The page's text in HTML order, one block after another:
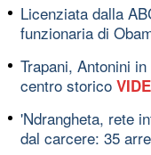
Licenziata dalla
funzionaria di
Trapani, Antonini
centro storico
'Ndrangheta, rete
dal carcere: 35